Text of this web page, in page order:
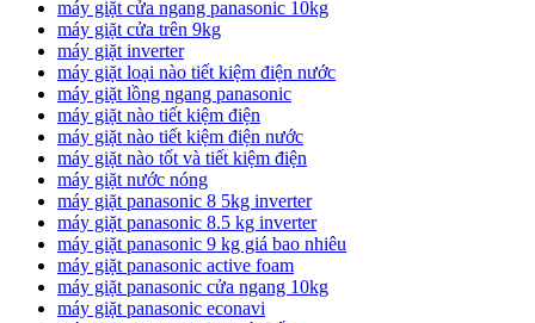
máy giặt cửa ngang panasonic 10kg
máy giặt cửa trên 9kg
máy giặt inverter
máy giặt loại nào tiết kiệm điện nước
máy giặt lồng ngang panasonic
máy giặt nào tiết kiệm điện
máy giặt nào tiết kiệm điện nước
máy giặt nào tốt và tiết kiệm điện
máy giặt nước nóng
máy giặt panasonic 8 5kg inverter
máy giặt panasonic 8.5 kg inverter
máy giặt panasonic 9 kg giá bao nhiêu
máy giặt panasonic active foam
máy giặt panasonic cửa ngang 10kg
máy giặt panasonic econavi